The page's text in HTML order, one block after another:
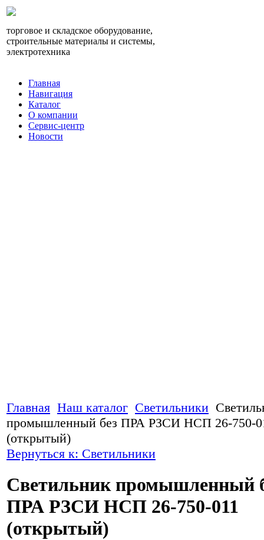
торговое и складское оборудование,
строительные материалы и системы,
электротехника
Главная
Навигация
Каталог
О компании
Сервис-центр
Новости
Главная Наш каталог Светильники
промышленный без ПРА РЗСИ НСП 26-750-
(открытый)
Вернуться к: Светильники
Светильник промышленный
ПРА РЗСИ НСП 26-750-011
(открытый)